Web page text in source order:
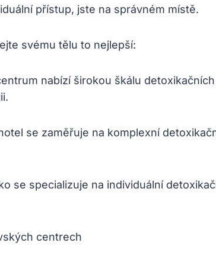
přístup, jste na správném místě.
svému tělu to nejlepší:
nabízí širokou škálu
se zaměřuje na komplexní
se specializuje na individuální